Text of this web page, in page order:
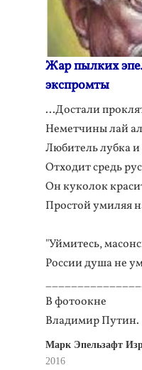
Жар пылких
экспромты
...Достали
Неметчины лай
Любитель лубка
Отходит средь
Он куколок
Простой умиляя
"Уймитесь,
России душа не
В фотоокне
Владимир Путин.
Марк Эпельзафт
2016